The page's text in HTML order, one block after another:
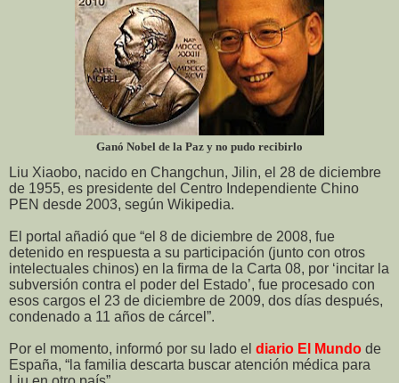
Ganó Nobel de la Paz y no pudo recibirlo
Liu Xiaobo, nacido en Changchun, Jilin, el 28 de diciembre
de 1955, es presidente del Centro Independiente Chino
PEN desde 2003, según Wikipedia.
El portal añadió que “el 8 de diciembre de 2008, fue
detenido en respuesta a su participación (junto con otros
intelectuales chinos) en la firma de la Carta 08, por ‘incitar la
subversión contra el poder del Estado’, fue procesado con
esos cargos el 23 de diciembre de 2009, dos días después,
condenado a 11 años de cárcel”.
Por el momento, informó por su lado el diario El Mundo de
España, “la familia descarta buscar atención médica para